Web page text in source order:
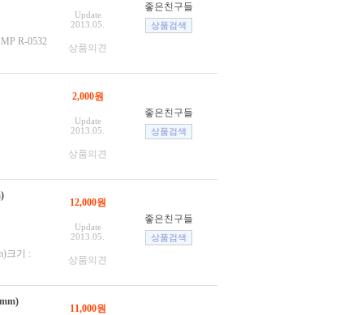
R-0532
Update
2013.05.
상품의견
좋은친구들
2,000원
Update
2013.05.
상품의견
좋은친구들
크기 :
12,000원
Update
2013.05.
상품의견
좋은친구들
11,000원